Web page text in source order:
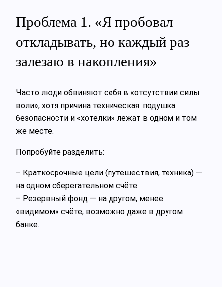
Проблема 1. «Я пробовал
откладывать, но каждый раз
залезаю в накопления»
Часто люди обвиняют себя в «отсутствии силы
воли», хотя причина техническая: подушка
безопасности и «хотелки» лежат в одном и том
же месте.
Попробуйте разделить:
– Краткосрочные цели (путешествия, техника) —
на одном сберегательном счёте.
– Резервный фонд — на другом, менее
«видимом» счёте, возможно даже в другом
банке.